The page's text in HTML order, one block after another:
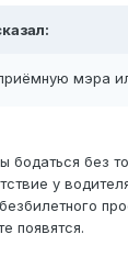
мэра
бодаться без
у
появятся.